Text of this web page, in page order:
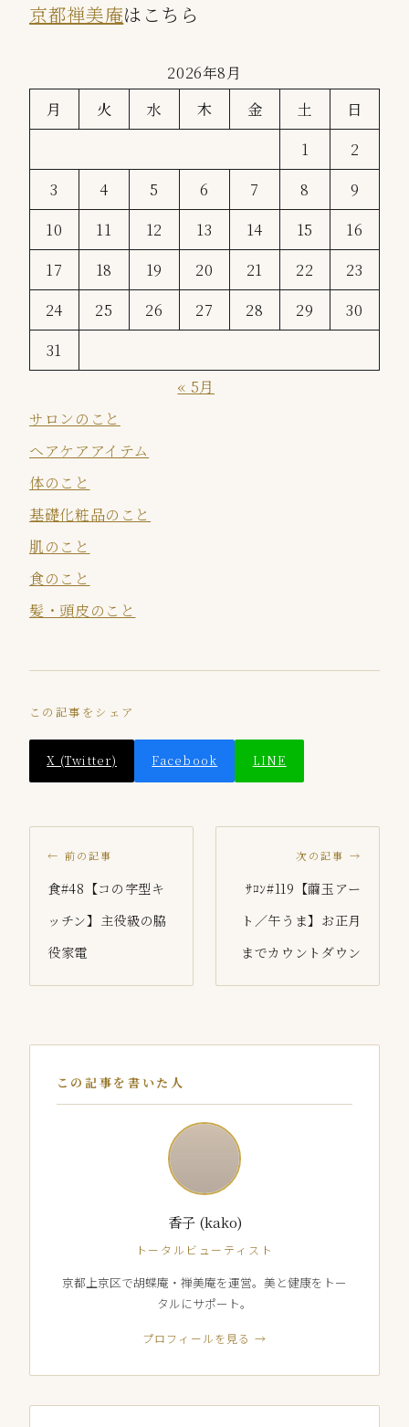
京都禅美庵はこちら
2026年8月
月
火 水 木 金 土
日
1
2
3
4 5 6 7 8
9
10
11 12 13 14 15
16
17
18 19 20 21 22
23
24
25 26 27 28 29
30
31
« 5月
サロンのこと
ヘアケアアイテム
体のこと
基礎化粧品のこと
肌のこと
食のこと
髪・頭皮のこと
この記事をシェア
X (Twitter) Facebook LINE
← 前の記事
食#48【コの字型キ
ッチン】主役級の脇
役家電
次の記事 →
ｻﾛﾝ#119【繭玉アー
ト／午うま】お正月
までカウントダウン
この記事を書いた人
香子 (kako)
トータルビューティスト
京都上京区で胡蝶庵・禅美庵を運営。美と健康をトー
タルにサポート。
プロフィールを見る →